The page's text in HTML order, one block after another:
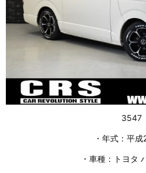
3547
・年式：平
・車種：トヨタ